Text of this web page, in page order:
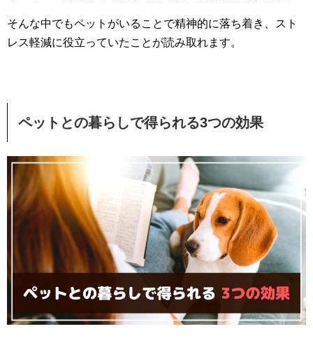
そんな中でもペットがいることで精神的に落ち着き、スト
レス軽減に役立っていたことが読み取れます。
ペットとの暮らしで得られる3つの効果